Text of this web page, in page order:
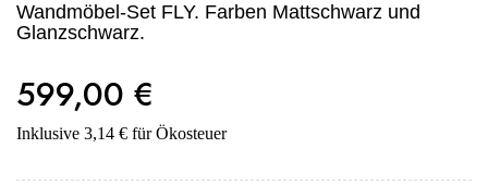
Wandmöbel-Set FLY. Farben Mattschwarz und
Glanzschwarz.
599,00 €
Inklusive 3,14 € für Ökosteuer